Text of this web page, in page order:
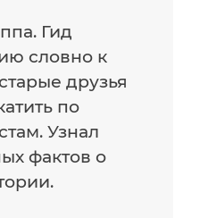
Гид
словно к
друзья
по
Узнал
фактов о